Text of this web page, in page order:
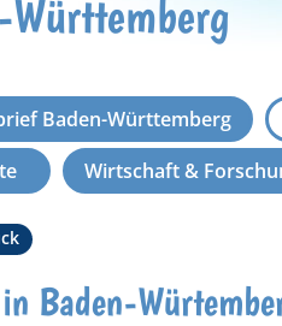
Baden-Württemberg
Wirtschaft &
Baden-